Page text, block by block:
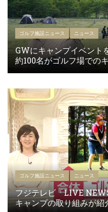
ゴルフ施設ニュース ニュース
GWにキャンプイベント
約100名がゴルフ場での
ゴルフ施設ニュース ニュース
フジテレビ「LIVE
キャンプの取り組みが紹